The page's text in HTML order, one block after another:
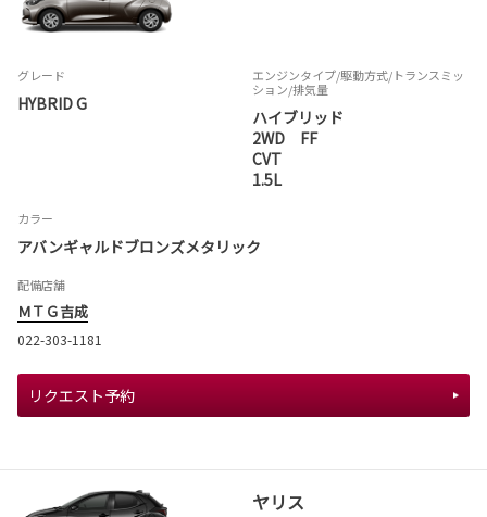
グレード
HYBRID G
エンジンタイプ/駆動方式/トランスミッ
ション/排気量
ハイブリッド
2WD FF
CVT
1.5L
カラー
アバンギャルドブロンズメタリック
配備店舗
ＭＴＧ吉成
022-303-1181
リクエスト予約
ヤリス